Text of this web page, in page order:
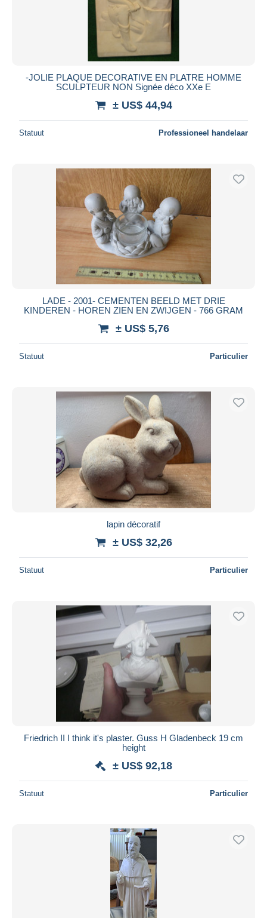
-JOLIE PLAQUE DECORATIVE EN PLATRE HOMME
SCULPTEUR NON Signée déco XXe E
± US$ 44,94
Statuut Professioneel handelaar
LADE - 2001- CEMENTEN BEELD MET DRIE
KINDEREN - HOREN ZIEN EN ZWIJGEN - 766 GRAM
± US$ 5,76
Statuut Particulier
lapin décoratif
± US$ 32,26
Statuut Particulier
Friedrich II I think it's plaster. Guss H Gladenbeck 19 cm
height
± US$ 92,18
Statuut Particulier